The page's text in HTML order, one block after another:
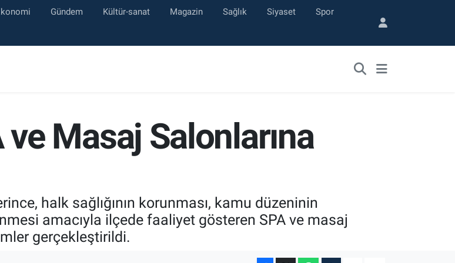
Gündem Kültür-sanat Magazin Sağlık Siyaset Spor
ve Masaj Salonlarına
halk sağlığının korunması, kamu düzeninin
amacıyla ilçede faaliyet gösteren SPA ve masaj
gerçekleştirildi.